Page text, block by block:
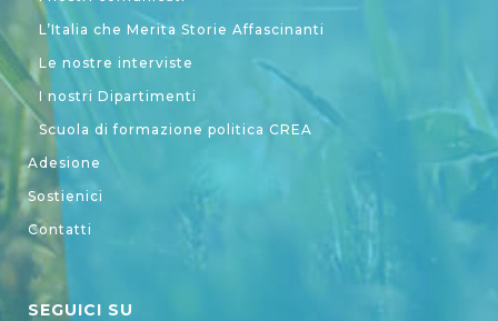
L’Italia che Merita Storie Affascinanti
Le nostre interviste
I nostri Dipartimenti
Scuola di formazione politica CREA
Adesione
Sostienici
Contatti
SEGUICI SU